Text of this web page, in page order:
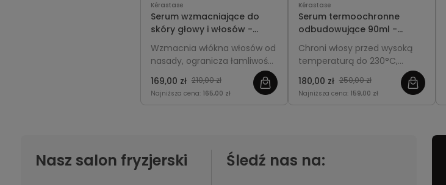
Kérastase
Serum wzmacniające do
skóry głowy i włosów -
Kérastase Initialiste 60ml
Wzmacnia włókna włosów od
nasady, ogranicza łamliwość i
Nadaje pasmom gładkość,
jednolitość i zdrowy wygląd.
169,00 zł 210,00 zł
Najniższa cena: 165,00 zł
Kérastase
Serum termoochronne
odbudowujące 90ml -
Kérastase Première
Chroni włosy przed wysoką
temperaturą do 230°C,
odbudowuje ich strukturę i
zapobiega łamliwości,
nadając im gładkość i blask.
180,00 zł 250,00 zł
Najniższa cena: 159,00 zł
Nasz salon fryzjerski Śledź nas na: